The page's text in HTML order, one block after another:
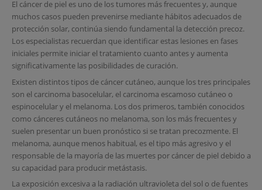
El cáncer de piel es uno de los tumores más frecuentes y, aunque
muchos casos pueden prevenirse mediante hábitos adecuados de
protección solar, continúa siendo fundamental la detección precoz.
Los especialistas recuerdan que identificar estas lesiones en fases
iniciales permite iniciar el tratamiento cuanto antes y aumenta
significativamente las posibilidades de curación.
Existen distintos tipos de cáncer cutáneo, aunque los tres principales
son el carcinoma basocelular, el carcinoma escamoso cutáneo o
espinocelular y el melanoma. Los dos primeros, también conocidos
como cánceres cutáneos no melanoma, son los más frecuentes y
suelen presentar un buen pronóstico si se tratan precozmente. El
melanoma, aunque menos habitual, es el tipo más agresivo y el
responsable de la mayoría de las muertes por cáncer de piel debido a
su capacidad para producir metástasis.
La exposición excesiva a la radiación ultravioleta del sol o de fuentes